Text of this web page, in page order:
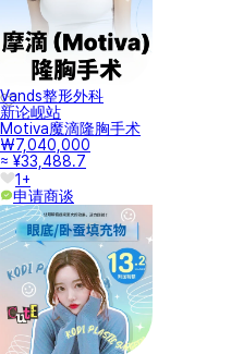
Vands整形外科
新论岘站
Motiva魔滴隆胸手术
₩7,040,000
≈ ¥33,488.7
1+
申请商谈